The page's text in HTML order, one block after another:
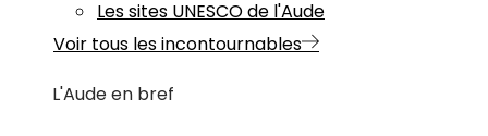
Les sites UNESCO de l'Aude
Voir tous les incontournables
L'Aude en bref